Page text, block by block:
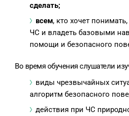
сделать;
всем, кто хочет
ЧС и владеть базовыми
помощи и безопасного
Во время обучения слушатели
виды чрезвычайных
алгоритм безопасного
действия при ЧС